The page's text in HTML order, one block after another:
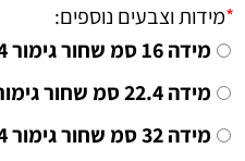
*מידות וצבעים נוספים:
מידה 16 סמ שחור גימור N4
מידה 22.4 סמ שחור גימור N4
מידה 32 סמ שחור גימור N4